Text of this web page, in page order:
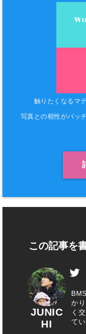
触りたくなるマ
写真との相性がバッ
この記事を
JUNIC
HI
か
く
てい